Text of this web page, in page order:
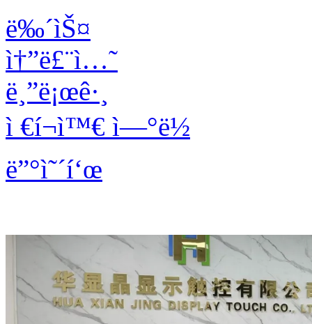
ë‰´ìŠ¤
ì†”ë£¨ì…˜
ë¸”ë¡œê·¸
ì €í¬ì™€ ì—°ë½
ë”°ì˜´í‘œ